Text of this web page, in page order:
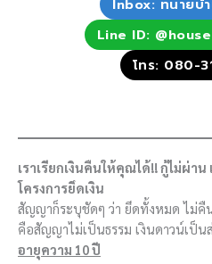
Inbox: ทนายบ้
Line ID:
โทร: 080-
เราเรียกเงินคืนให้คุณได้!! กู้ไม่ผ่าน
โครงการยึดเงิน
สัญญาก็ระบุชัดๆ ว่า ยึดทั้งหมด ไม่คื
คือสัญญาไม่เป็นธรรม เงินดาวน์เป็
อายุความ 10 ปี